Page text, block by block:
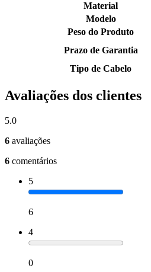
Material
Modelo
Peso do Produto
Prazo de Garantia
Tipo de Cabelo
Avaliações dos clientes
5.0
6 avaliações
6 comentários
5
6
4
0